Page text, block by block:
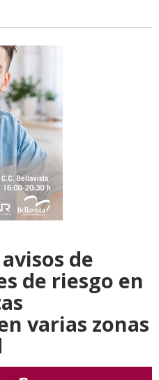
de
de riesgo en
varias zonas